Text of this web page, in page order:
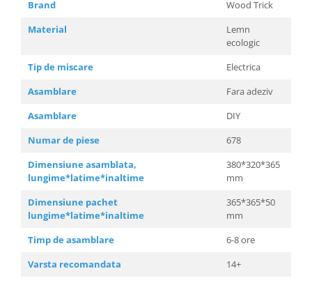
Brand
Wood Trick
Material
Lemn
ecologic
Tip de miscare
Electrica
Asamblare
Fara adeziv
Asamblare
DIY
Numar de piese
678
Dimensiune asamblata,
lungime*latime*inaltime
380*320*365
mm
Dimensiune pachet
lungime*latime*inaltime
365*365*50
mm
Timp de asamblare
6-8 ore
Varsta recomandata
14+